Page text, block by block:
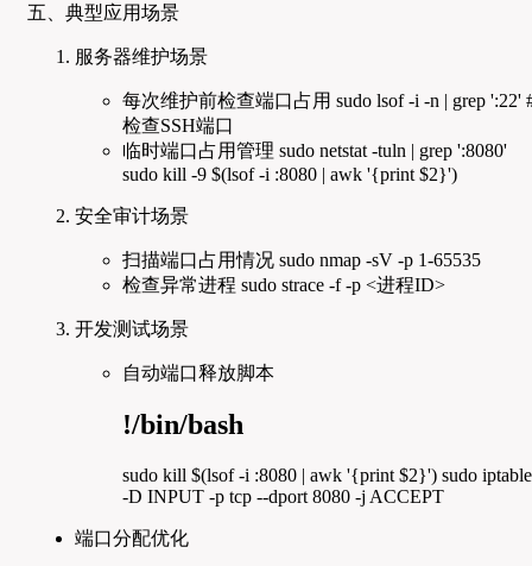
五、典型应用场景
服务器维护场景
每次维护前检查端口占用 sudo lsof -i -n | grep ':22'
检查SSH端口
临时端口占用管理 sudo netstat -tuln | grep ':8080'
sudo kill -9 $(lsof -i :8080 | awk '{print $2}')
安全审计场景
扫描端口占用情况 sudo nmap -sV -p 1-65535
检查异常进程 sudo strace -f -p <进程ID>
开发测试场景
自动端口释放脚本
!/bin/bash
sudo kill $(lsof -i :8080 | awk '{print $2}') sudo
-D INPUT -p tcp --dport 8080 -j ACCEPT
端口分配优化